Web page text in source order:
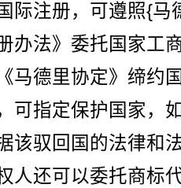
际注册，可遵照{马
办法》委托国家工
马德里协定》缔约
可指定保护国家，
该驭回国的法律和
人还可以委托商标